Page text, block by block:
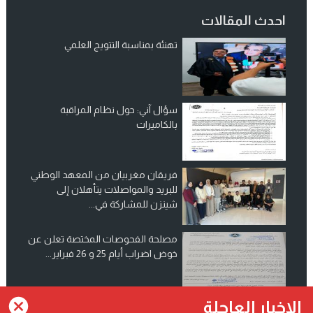
احدث المقالات
تهنئة بمناسبة التتويج العلمي
سؤال آني: حول نظام المراقبة
بالكاميرات
فريقان مغربيان من المعهد الوطني
للبريد والمواصلات يتأهلان إلى
شينزن للمشاركة في...
مصلحة الفحوصات المختصة تعلن عن
خوض اضراب أيام 25 و 26 فبراير...
انضم الينا على فيسبوك
الاخبار العاجلة